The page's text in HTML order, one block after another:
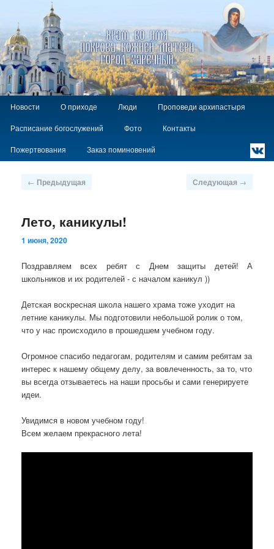
Храм Покрова Божией Матери г.
Заречный
Главное
Перейти
основному
содержимому
Новости О приходе Люди Проповеди архипастыря
Расписание богослужений Фото Контакты
Пожертвования Заказ поминовений
`
Навигация
← Предыдущая Следующая →
Лето, каникулы!
1 июня, 2020
Поздравляем всех ребят с Днем защиты детей! А
школьников и их родителей - с началом каникул ))
Детская воскресная школа нашего храма тоже уходит на
летние каникулы. Мы подготовили небольшой ролик о том,
что у нас происходило в прошедшем учебном году.
Огромное спасибо педагогам, родителям и самим ребятам за
интерес к нашему общему делу, за вовлеченность, за то, что
вы всегда отзываетесь на наши просьбы и сами генерируете
идеи.
Увидимся в новом учебном году!
Всем желаем прекрасного лета!